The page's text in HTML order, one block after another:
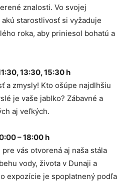
znalosti. Vo svojej
starostlivosť si vyžaduje
roka, aby priniesol bohatú a
13:30, 15:30 h
a zmysly! Kto ošúpe najdlhšiu
je vaše jablko? Zábavné a
aj veľkých.
– 18:00 h
vás otvorená aj naša stála
vody, života v Dunaji a
expozície je spoplatnený podľa